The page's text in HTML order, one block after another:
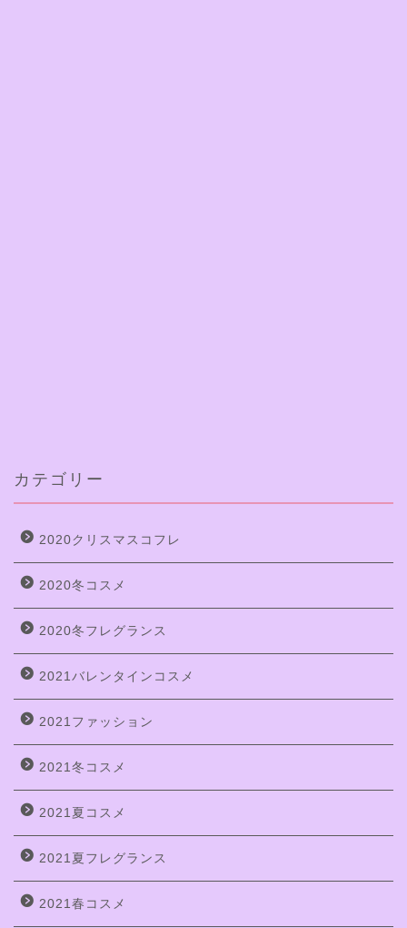
カテゴリー
2020クリスマスコフレ
2020冬コスメ
2020冬フレグランス
2021バレンタインコスメ
2021ファッション
2021冬コスメ
2021夏コスメ
2021夏フレグランス
2021春コスメ